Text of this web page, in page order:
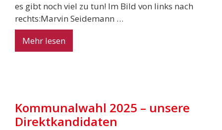
es gibt noch viel zu tun! Im Bild von links nach
rechts:Marvin Seidemann …
Mehr lesen
Kommunalwahl 2025 – unsere
Direktkandidaten